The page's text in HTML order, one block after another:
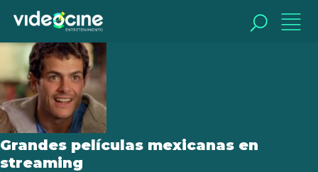
Tag Archive: Cinépolis Klic
Grandes películas mexicanas en
streaming